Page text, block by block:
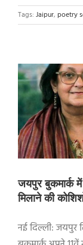
Tags: Jaipur, poetry
जयपुर बुकमार्क
मिलाने की
नई दिल्ली: जयपुर